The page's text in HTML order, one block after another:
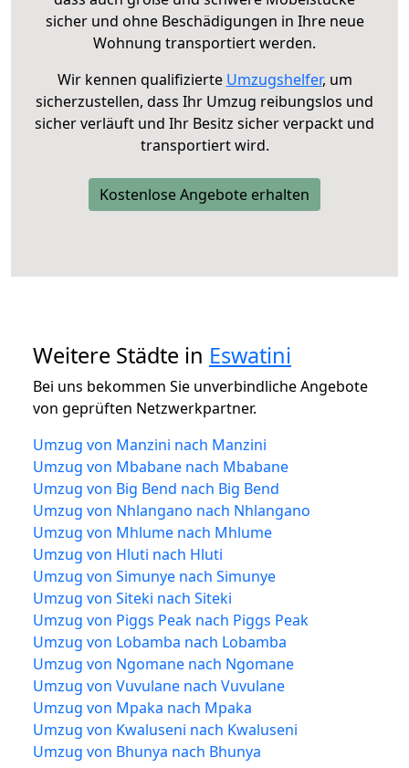
sicher und ohne Beschädigungen in Ihre neue
Wohnung transportiert werden.
Wir kennen qualifizierte Umzugshelfer, um
sicherzustellen, dass Ihr Umzug reibungslos und
sicher verläuft und Ihr Besitz sicher verpackt und
transportiert wird.
Kostenlose Angebote erhalten
Weitere Städte in Eswatini
Bei uns bekommen Sie unverbindliche Angebote
von geprüften Netzwerkpartner.
Umzug von Manzini nach Manzini
Umzug von Mbabane nach Mbabane
Umzug von Big Bend nach Big Bend
Umzug von Nhlangano nach Nhlangano
Umzug von Mhlume nach Mhlume
Umzug von Hluti nach Hluti
Umzug von Simunye nach Simunye
Umzug von Siteki nach Siteki
Umzug von Piggs Peak nach Piggs Peak
Umzug von Lobamba nach Lobamba
Umzug von Ngomane nach Ngomane
Umzug von Vuvulane nach Vuvulane
Umzug von Mpaka nach Mpaka
Umzug von Kwaluseni nach Kwaluseni
Umzug von Bhunya nach Bhunya